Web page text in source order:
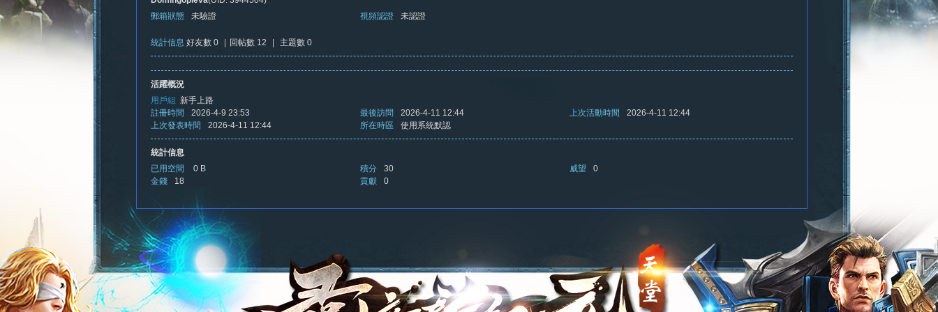
新
郵箱狀態
未驗證 視頻認證 未認證
統計信息 好友數 0 回帖數 12 主題數 0
活躍概況
用戶組
新手上路
註冊時間
2026-4-9 23:53 最後訪問 2026-4-11 12:44 上次活動時間
2026-4-11 12:44
上次發表時間
2026-4-11 12:44 所在時區 使用系統默認
統計信息
已用空間
0 B 積分 30 威望
0
金錢
18 貢獻 0